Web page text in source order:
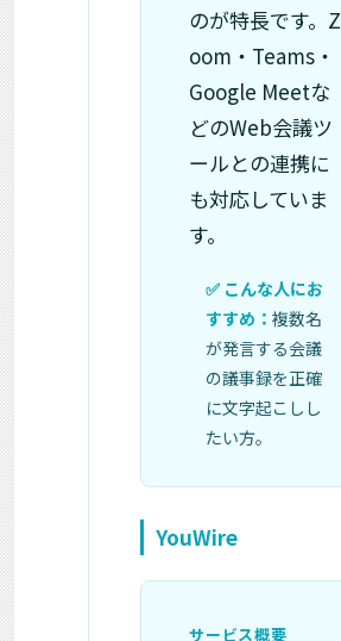
のが特長です。Z
oom・Teams・
Google Meetな
どのWeb会議ツ
ールとの連携に
も対応していま
す。
複数名
が発言する会議
の議事録を正確
に文字起こしし
たい方。
YouWire
サービス概要